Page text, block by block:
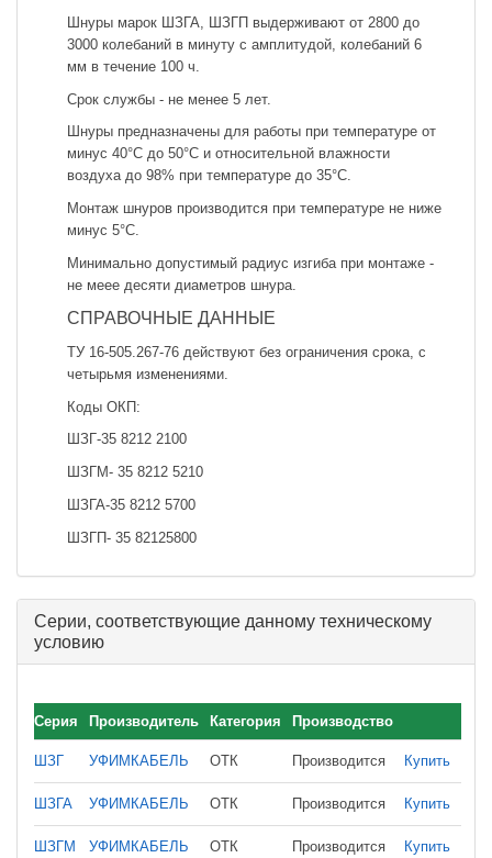
Шнуры марок ШЗГА, ШЗГП выдерживают от 2800 до
3000 колебаний в минуту с амплитудой, колебаний 6
мм в течение 100 ч.
Срок службы - не менее 5 лет.
Шнуры предназначены для работы при температуре от
минус 40°С до 50°С и относительной влажности
воздуха до 98% при температуре до 35°С.
Монтаж шнуров производится при температуре не ниже
минус 5°С.
Минимально допустимый радиус изгиба при монтаже -
не меее десяти диаметров шнура.
СПРАВОЧНЫЕ ДАННЫЕ
ТУ 16-505.267-76 действуют без ограничения срока, с
четырьмя изменениями.
Коды ОКП:
ШЗГ-35 8212 2100
ШЗГМ- 35 8212 5210
ШЗГА-35 8212 5700
ШЗГП- 35 82125800
Серии, соответствующие данному техническому
условию
Серия Производитель Категория Производство
ШЗГ УФИМКАБЕЛЬ ОТК Производится Купить
ШЗГА УФИМКАБЕЛЬ ОТК Производится Купить
ШЗГМ УФИМКАБЕЛЬ ОТК Производится Купить